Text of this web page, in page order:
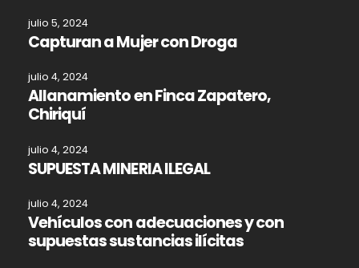
julio 5, 2024
Capturan a Mujer con Droga
julio 4, 2024
Allanamiento en Finca Zapatero,
Chiriquí
julio 4, 2024
SUPUESTA MINERIA ILEGAL
julio 4, 2024
Vehículos con adecuaciones y con
supuestas sustancias ilícitas